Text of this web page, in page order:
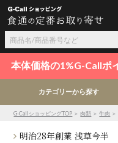
本体価格の1%G-Callポ
カテゴリーから探す
G-CallショッピングTOP ＞肉類 ＞牛肉
明治28年創業 浅草今半